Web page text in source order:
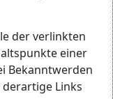
der verlinkten
einer
Bekanntwerden
Links